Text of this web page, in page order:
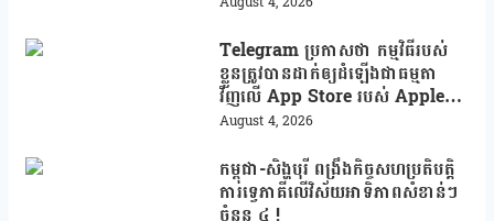
Telegram ប្រកាសថា កម្មវិធីរបស់
ខ្លួនត្រូវបានដាក់ឲ្យដំឡើងជាធម្មតា
វិញលើ App Store របស់ Apple
ក្រោយបាត់ខ្លួនដោយគ្មានការបញ្ជាក់ពី
August 4, 2026
កម្ពុជា-សិង្ហបុរី ពង្រឹងកិច្ចសហប្រតិបត្តិ
ការទ្វេភាគីលើវិស័យអាទិភាពសំខាន់ៗ